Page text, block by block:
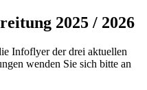
2025 / 2026
Infoflyer der drei aktuellen
wenden Sie sich bitte an